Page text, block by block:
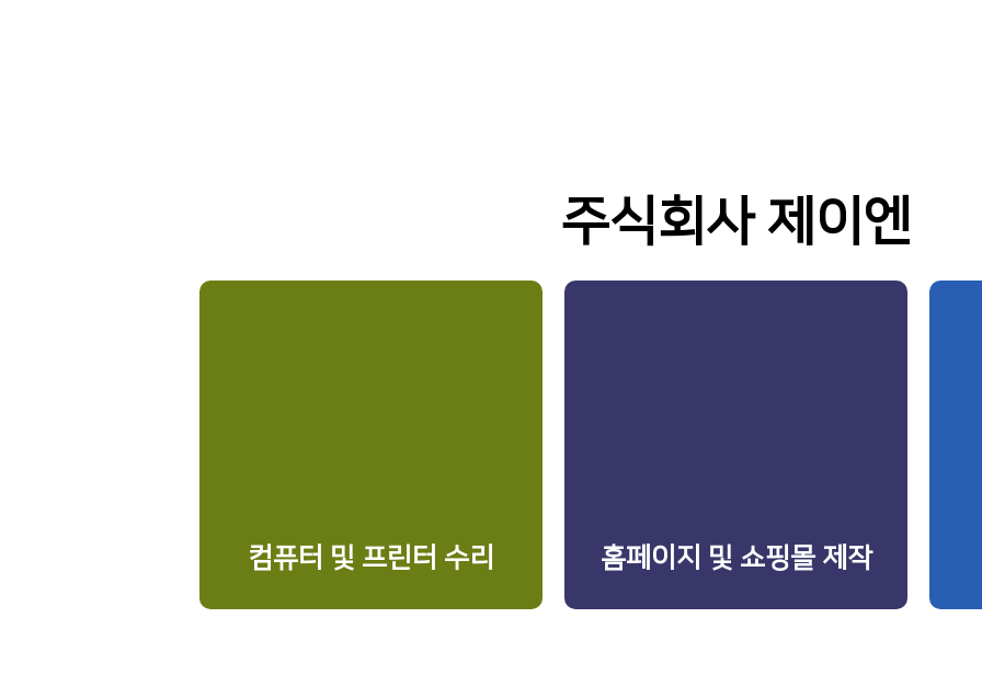
주식회사 제이엔
컴퓨터 및 프린터 수리 홈페이지 및 쇼핑몰 제작